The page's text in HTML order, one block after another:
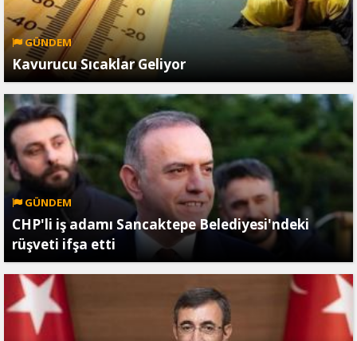
GÜNDEM
Kavurucu Sıcaklar Geliyor
GÜNDEM
CHP'li iş adamı Sancaktepe Belediyesi'ndeki
rüşveti ifşa etti